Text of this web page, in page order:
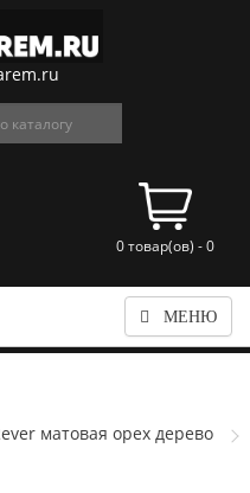
0 товар(ов) - 0
МЕНЮ
матовая орех дерево